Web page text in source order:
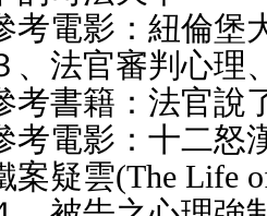
考電影：紐倫堡
、法官審判心理
考書籍：法官說
考電影：十二怒
案疑雲(The Life